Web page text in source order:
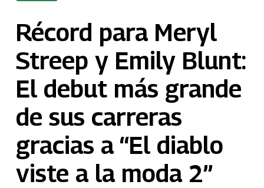
Récord para Meryl
Streep y Emily Blunt:
El debut más grande
de sus carreras
gracias a “El diablo
viste a la moda 2”